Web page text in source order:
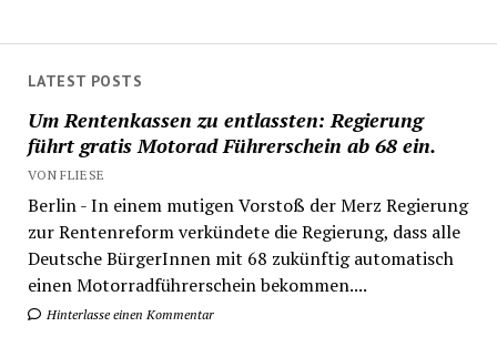
LATEST POSTS
Um Rentenkassen zu entlassten: Regierung
führt gratis Motorad Führerschein ab 68 ein.
VON FLIESE
Berlin - In einem mutigen Vorstoß der Merz Regierung
zur Rentenreform verkündete die Regierung, dass alle
Deutsche BürgerInnen mit 68 zukünftig automatisch
einen Motorradführerschein bekommen....
Hinterlasse einen Kommentar